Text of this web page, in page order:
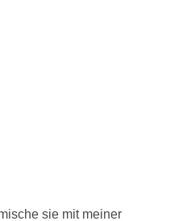
sie mit meiner